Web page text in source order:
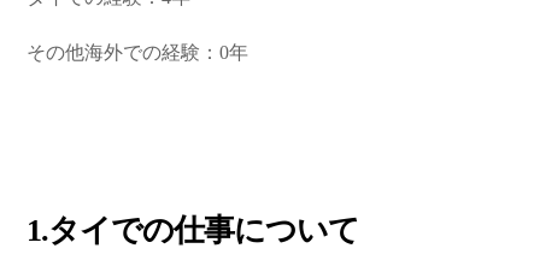
その他海外での経験：0年
1.タイでの仕事について